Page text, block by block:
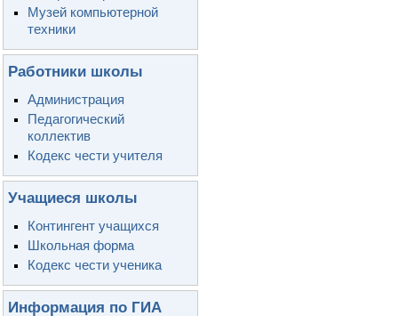
Музей компьютерной
техники
Работники школы
Администрация
Педагогический
коллектив
Кодекс чести учителя
Учащиеся школы
Контингент учащихся
Школьная форма
Кодекс чести ученика
Информация по ГИА